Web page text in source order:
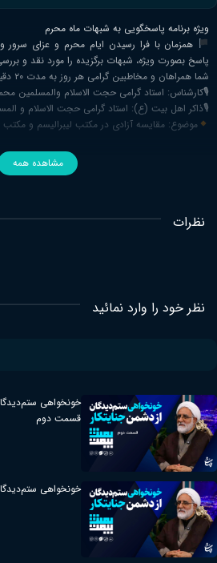
ویژه برنامه‌ پاسخگویی به شبهات ماه محرم
همزمان با فرا رسیدن ایام محرم و عزای سرور و
پاسخ بصورت ویژه، شبهات برگزیده را مورد نقد و
شما همراهان و مخاطبین گرامی هر روز به مدت ۲۰ دقیقه مهمان “حسینیه پاسخ” هستید.
🎙کارشناس: استاد گرامی حجت الاسلام والمسلمین
🎙ذاکر اهل بیت (ع): استاد گرامی حجت الاسلام و
موضوع: مقایسه آزادی در مکتب لیبرالیسم و مکتب
مشاهده همه
نظرات
نظر خود را وارد نمائید
خونخواهی
قسمت دوم
خونخواهی